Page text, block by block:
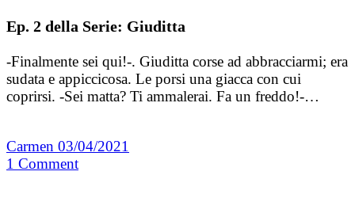
Ep. 2 della Serie: Giuditta
-Finalmente sei qui!-. Giuditta corse ad abbracciarmi; era
sudata e appiccicosa. Le porsi una giacca con cui
coprirsi. -Sei matta? Ti ammalerai. Fa un freddo!-…
Carmen 03/04/2021
1 Comment